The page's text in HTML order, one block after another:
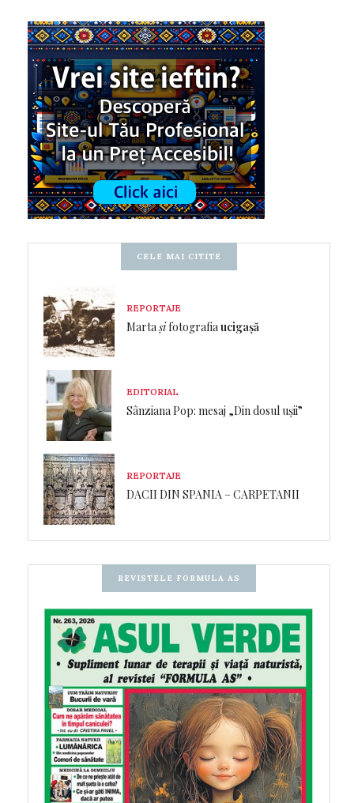
CELE MAI CITITE
REPORTAJE
Martașifotografiaucigașă
EDITORIAL
Sânziana Pop: mesaj „Din dosul ușii”
REPORTAJE
DACII DIN SPANIA – CARPETANII
REVISTELE FORMULA AS